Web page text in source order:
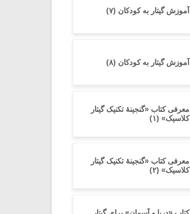
آموزش گیتار به کودکان (۷)
آموزش گیتار به کودکان (۸)
معرفی کتاب «گنجینۀ تکنیک گیتار
کلاسیک» (۱)
معرفی کتاب «گنجینۀ تکنیک گیتار
کلاسیک» (۲)